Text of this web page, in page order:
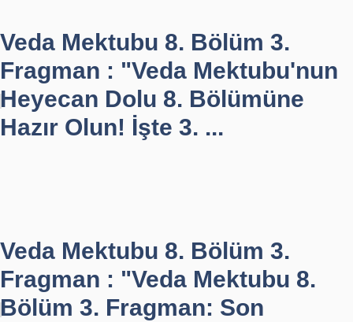
Veda Mektubu 8. Bölüm 3.
Fragman : "Veda Mektubu'nun
Heyecan Dolu 8. Bölümüne
Hazır Olun! İşte 3. ...
Veda Mektubu 8. Bölüm 3.
Fragman : "Veda Mektubu 8.
Bölüm 3. Fragman: Son